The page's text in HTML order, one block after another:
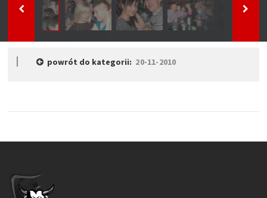
powrót do kategorii: 20-11-2010